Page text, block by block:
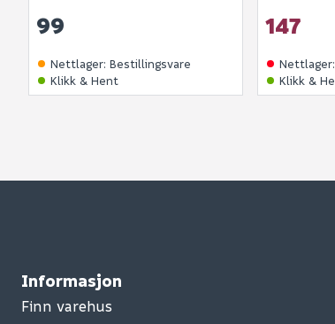
99
Nettlager: Bestillingsvare
Klikk & Hent
147
Nettlager
Klikk &
Informasjon
Finn varehus